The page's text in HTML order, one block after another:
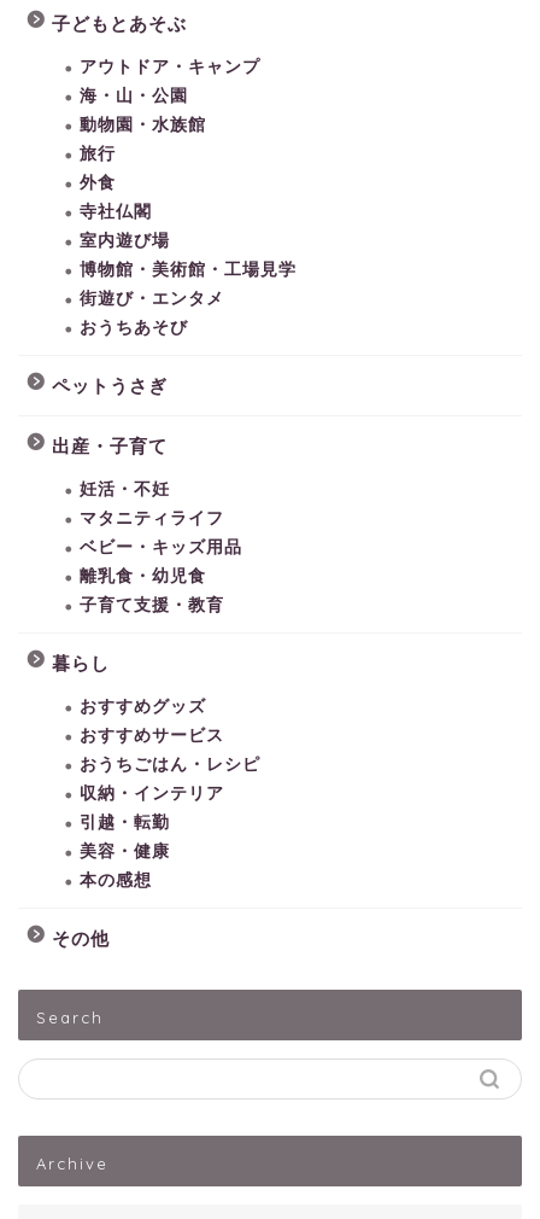
子どもとあそぶ
アウトドア・キャンプ
海・山・公園
動物園・水族館
旅行
外食
寺社仏閣
室内遊び場
博物館・美術館・工場見学
街遊び・エンタメ
おうちあそび
ペットうさぎ
出産・子育て
妊活・不妊
マタニティライフ
ベビー・キッズ用品
離乳食・幼児食
子育て支援・教育
暮らし
おすすめグッズ
おすすめサービス
おうちごはん・レシピ
収納・インテリア
引越・転勤
美容・健康
本の感想
その他
Search
Archive
出産・子育て